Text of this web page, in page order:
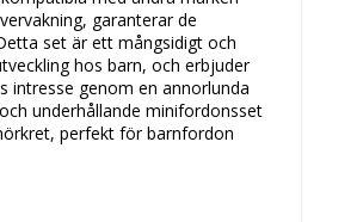
garanterar de
set är ett mångsidigt och
hos barn, och erbjuder
intresse genom en annorlunda
underhållande minifordonsset
perfekt för barnfordon